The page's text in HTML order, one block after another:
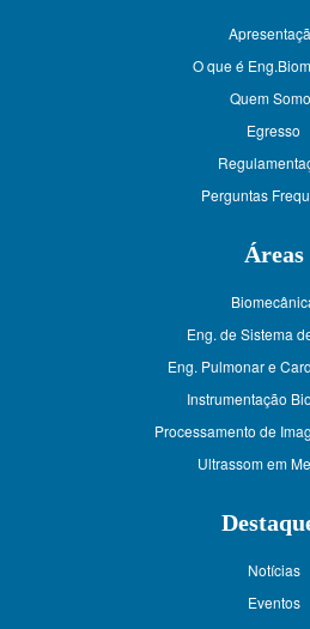
O que é
Quem
Egresso
Perguntas
Áreas
Eng. de Sistema
Eng. Pulmonar e
Instrumentação
Processamento de
Ultrassom em
Notícias
Eventos